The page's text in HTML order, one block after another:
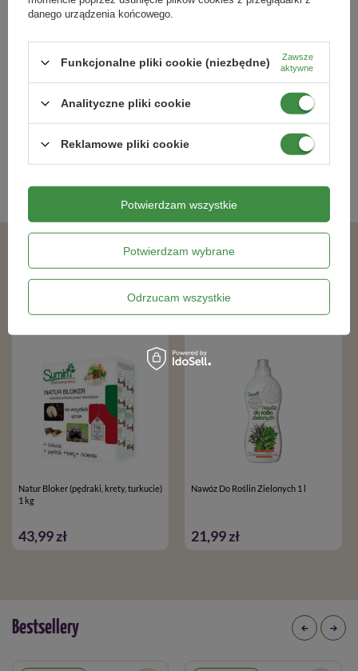
21,99 zł 45,09 zł
Kategorie powiązane
Podobne produkty
Natur Bloker (pędraki, krety, turkucie)
1 kg
43,99 zł
Nawóz Do Roślin Zielonych 1 l
21,99 zł
Bestsellery
danego urządzenia końcowego.
Funkcjonalne pliki cookie (niezbędne)
Zawsze
aktywne
Analityczne pliki cookie
Reklamowe pliki cookie
Potwierdzam wybrane
Odrzucam wszystkie
Potwierdzam wszystkie